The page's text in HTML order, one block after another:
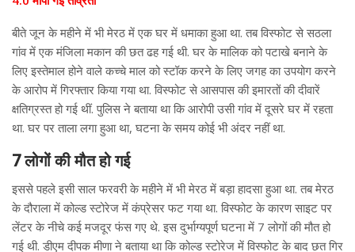
बीते जून के महीने में भी मेरठ में एक घर में धमाका हुआ था. तब विस्फोट से सठला
गांव में एक मंजिला मकान की छत ढह गई थी. घर के मालिक को पटाखे बनाने के
लिए इस्तेमाल होने वाले कच्चे माल को स्टॉक करने के लिए जगह का उपयोग करने
के आरोप में गिरफ्तार किया गया था. विस्फोट से आसपास की इमारतों की दीवारें
क्षतिग्रस्त हो गई थीं. पुलिस ने बताया था कि आरोपी उसी गांव में दूसरे घर में रहता
था. घर पर ताला लगा हुआ था, घटना के समय कोई भी अंदर नहीं था.
7 लोगों की मौत हो गई
इससे पहले इसी साल फरवरी के महीने में भी मेरठ में बड़ा हादसा हुआ था. तब मेरठ
के दौराला में कोल्ड स्टोरेज में कंप्रेसर फट गया था. विस्फोट के कारण साइट पर
लेंटर के नीचे कई मजदूर फंस गए थे. इस दुर्भाग्यपूर्ण घटना में 7 लोगों की मौत हो
गई थी. डीएम दीपक मीणा ने बताया था कि कोल्ड स्टोरेज में विस्फोट के बाद छत गिर